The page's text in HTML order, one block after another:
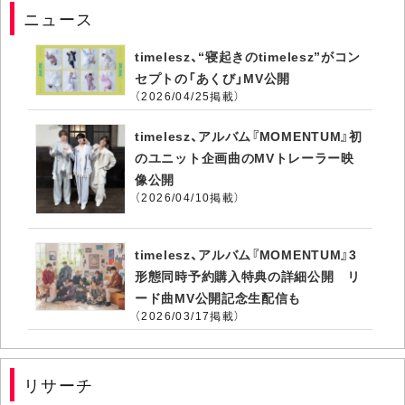
ニュース
timelesz、“寝起きのtimelesz”がコン
セプトの「あくび」MV公開
（2026/04/25掲載）
timelesz、アルバム『MOMENTUM』初
のユニット企画曲のMVトレーラー映
像公開
（2026/04/10掲載）
timelesz、アルバム『MOMENTUM』3
形態同時予約購入特典の詳細公開 リ
ード曲MV公開記念生配信も
（2026/03/17掲載）
リサーチ